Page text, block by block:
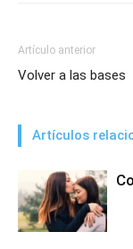
Artículo anterior
Volver a las bases
Artículos